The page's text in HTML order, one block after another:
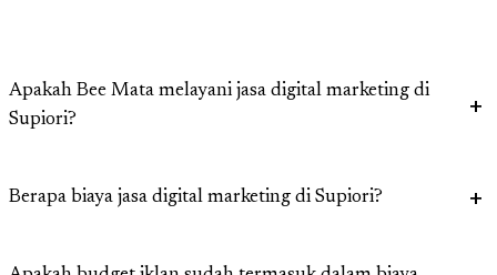
Apakah Bee Mata melayani jasa digital marketing di
Supiori?
Berapa biaya jasa digital marketing di Supiori?